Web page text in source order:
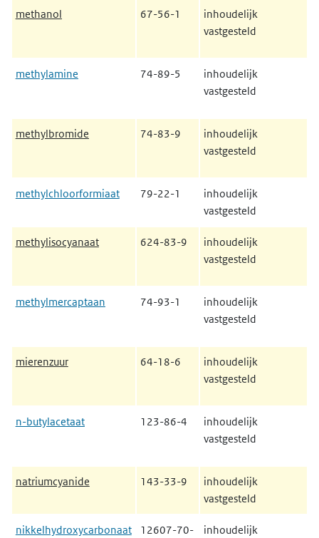
methanol 67-56-1
inhoudelijk
vastgesteld
methylamine 74-89-5
inhoudelijk
vastgesteld
methylbromide 74-83-9
inhoudelijk
vastgesteld
methylchloorformiaat 79-22-1
inhoudelijk
vastgesteld
methylisocyanaat 624-83-9
inhoudelijk
vastgesteld
methylmercaptaan 74-93-1
inhoudelijk
vastgesteld
mierenzuur 64-18-6
inhoudelijk
vastgesteld
n-butylacetaat 123-86-4
inhoudelijk
vastgesteld
natriumcyanide 143-33-9
inhoudelijk
vastgesteld
nikkelhydroxycarbonaat
12607-70-
inhoudelijk